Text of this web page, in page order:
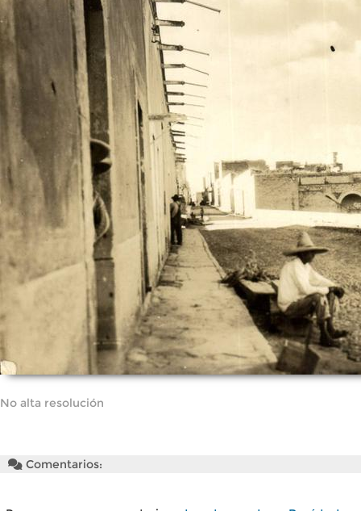
No alta resolución
Comentarios: